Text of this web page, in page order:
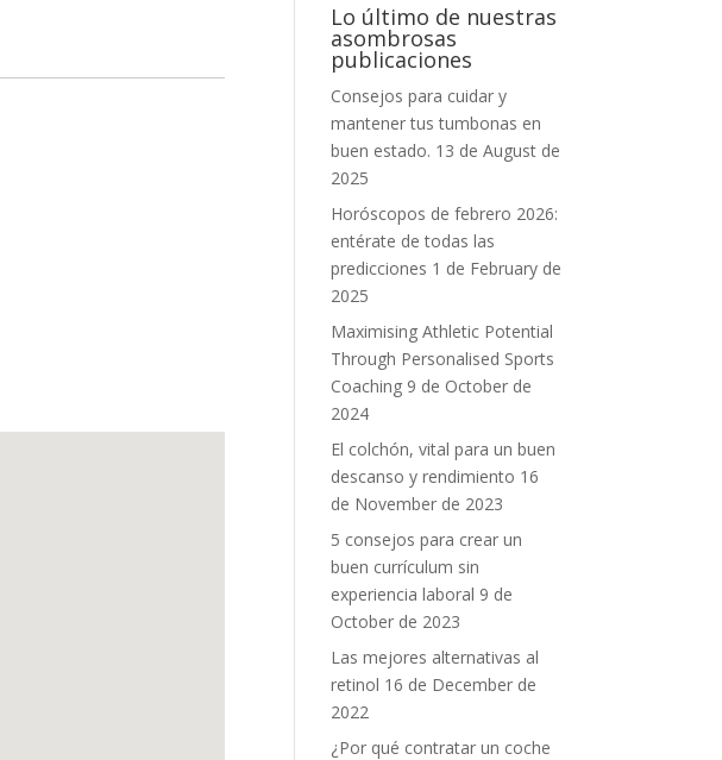
Lo último de nuestras
asombrosas
publicaciones
Consejos para cuidar y
mantener tus tumbonas en
buen estado. 13 de August de
2025
Horóscopos de febrero 2026:
entérate de todas las
predicciones 1 de February de
2025
Maximising Athletic Potential
Through Personalised Sports
Coaching 9 de October de
2024
El colchón, vital para un buen
descanso y rendimiento 16
de November de 2023
5 consejos para crear un
buen currículum sin
experiencia laboral 9 de
October de 2023
Las mejores alternativas al
retinol 16 de December de
2022
¿Por qué contratar un coche